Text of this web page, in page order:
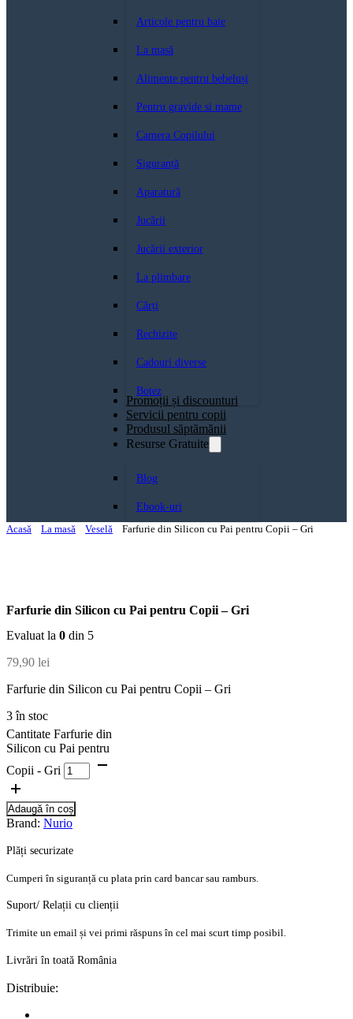
Articole pentru baie
La masă
Alimente pentru bebeluși
Pentru gravide si mame
Camera Copilului
Siguranță
Aparatură
Jucării
Jucării exterior
La plimbare
Cărți
Rechizite
Cadouri diverse
Botez
Promoții și discounturi
Servicii pentru copii
Produsul săptămănii
Resurse Gratuite
Blog
Ebook-uri
Acasă
La masă Veselă Farfurie din Silicon cu Pai pentru Copii – Gri
Farfurie din Silicon cu Pai pentru Copii – Gri
Evaluat la 0 din 5
79,90 lei
Farfurie din Silicon cu Pai pentru Copii – Gri
3 în stoc
Cantitate Farfurie din
Silicon cu Pai pentru
Copii - Gri
Adaugă în coș
Brand: Nurio
Plăți securizate
Cumperi în siguranță cu plata prin card bancar sau ramburs.
Suport/ Relații cu clienții
Trimite un email și vei primi răspuns în cel mai scurt timp posibil.
Livrări în toată România
Distribuie: